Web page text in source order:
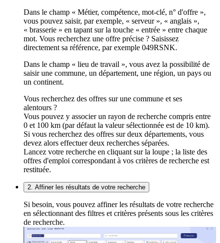
Dans le champ « Métier, compétence, mot-clé, n° d'offre »,
vous pouvez saisir, par exemple, « serveur », « anglais »,
« brasserie » en tapant sur la touche « entrée » entre chaque
mot. Vous recherchez une offre précise ? Saisissez
directement sa référence, par exemple 049RSNK.
Dans le champ « lieu de travail », vous avez la possibilité de
saisir une commune, un département, une région, un pays ou
un continent.
Vous recherchez des offres sur une commune et ses
alentours ?
Vous pouvez y associer un rayon de recherche compris entre
0 et 100 km (par défaut la valeur sélectionnée est de 10 km).
Si vous recherchez des offres sur deux départements, vous
devez alors effectuer deux recherches séparées.
Lancez votre recherche en cliquant sur la loupe ; la liste des
offres d'emploi correspondant à vos critères de recherche est
restituée.
2. Affiner les résultats de votre recherche
Si besoin, vous pouvez affiner les résultats de votre recherche
en sélectionnant des filtres et critères présents sous les critères
de recherche.